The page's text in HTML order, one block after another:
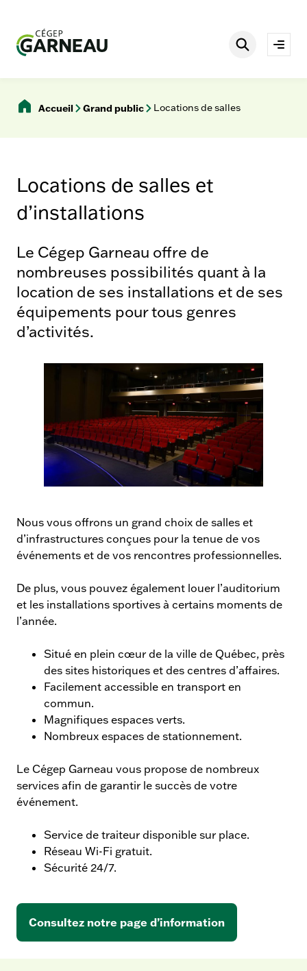
contenu
Rechercher
i
Accueil Grand public Locations de salles
Locations de salles et
d’installations
Le Cégep Garneau offre de
nombreuses possibilités quant à la
location de ses installations et de ses
équipements pour tous genres
d’activités.
salles
Nous vous offrons un grand choix de salles et
d’infrastructures conçues pour la tenue de vos
événements et de vos rencontres professionnelles.
De plus, vous pouvez également louer l’auditorium
et les installations sportives à certains moments de
l’année.
Situé en plein cœur de la ville de Québec, près
des sites historiques et des centres d’affaires.
Facilement accessible en transport en
commun.
Magnifiques espaces verts.
Nombreux espaces de stationnement.
Le Cégep Garneau vous propose de nombreux
services afin de garantir le succès de votre
événement.
Service de traiteur disponible sur place.
Réseau Wi-Fi gratuit.
Sécurité 24/7.
Consultez notre page d’information